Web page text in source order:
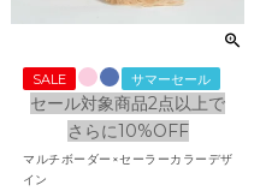
SALE サマーセール
セール対象商品2点以上で
さらに10%OFF
マルチボーダー×セーラーカラーデザ
イン